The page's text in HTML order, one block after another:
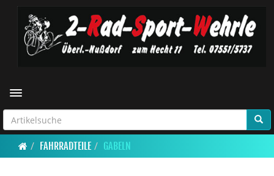
Toggle navigation
FAHRRADTEILE GABELN